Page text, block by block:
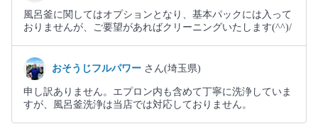
風呂釜に関してはオプションとなり、基本パックには入って
おりませんが、ご要望があればクリーニングいたします(^^)/
おそうじフルパワー さん(埼玉県)
申し訳ありません。エプロン内も含めて丁寧に洗浄していま
すが、風呂釜洗浄は当店では対応しておりません。